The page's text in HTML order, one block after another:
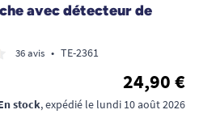
avec détecteur de
36 avis • TE-2361
24,90 €
stock, expédié le lundi 10 août 2026